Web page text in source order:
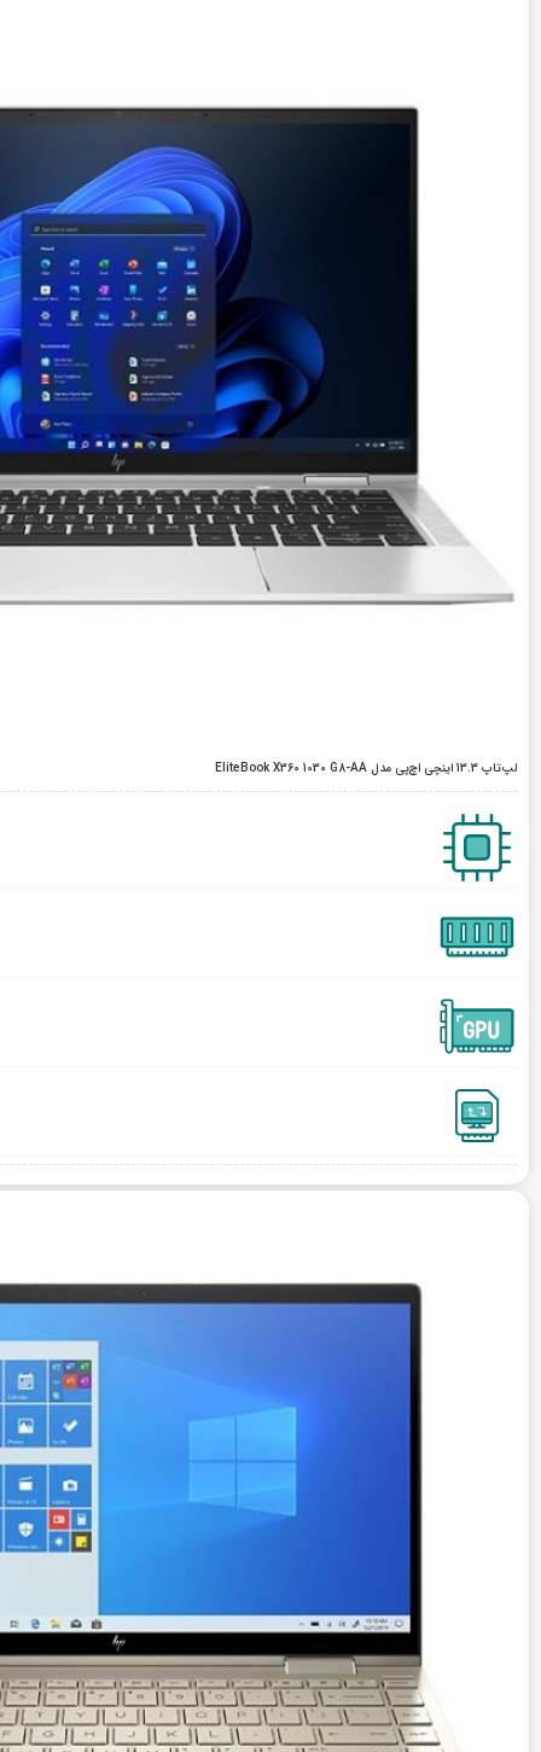
لپ‌تاپ 13.3 اینچی اچ‌پی مدل EliteBook X360 1030 G8-AA